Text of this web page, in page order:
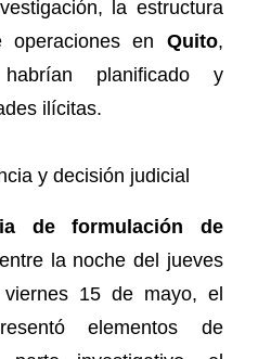
la estructura
en Quito,
planificado y
ilícitas.
y decisión judicial
de formulación de
la noche del jueves
15 de mayo, el
elementos de